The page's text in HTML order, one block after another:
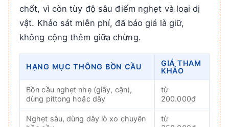
chốt, vì còn tùy độ sâu điểm nghẹt và loại dị
vật. Khảo sát miễn phí, đã báo giá là giữ,
không cộng thêm giữa chừng.
HẠNG MỤC THÔNG BỒN CẦU
GIÁ THAM
KHẢO
Bồn cầu nghẹt nhẹ (giấy, cặn),
dùng pittong hoặc dây
từ
200.000đ
Nghẹt sâu, dùng dây lò xo chuyên
từ